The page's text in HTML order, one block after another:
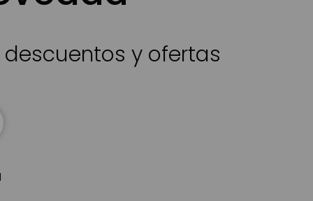
y ofertas